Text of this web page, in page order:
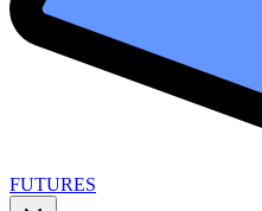
FUTURES